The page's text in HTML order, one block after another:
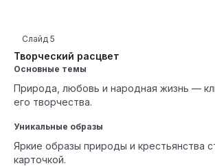
Творческий расцвет
Слайд 5
Основные темы
Природа, любовь и народная жизнь —
его творчества.
Уникальные образы
Яркие образы природы и крестьянства
карточкой.